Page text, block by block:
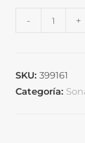
- +
SKU:399161
Categoría: